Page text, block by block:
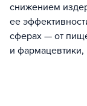
снижением
ее
сферах — от
и